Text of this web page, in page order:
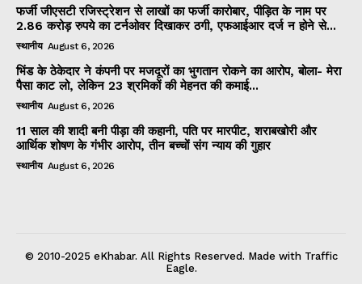
फर्जी जीएसटी रजिस्ट्रेशन से लाखों का फर्जी कारोबार, पीड़ित के नाम पर
2.86 करोड़ रुपये का टर्नओवर दिखाकर ठगी, एफआईआर दर्ज न होने से...
स्थानीय August 6, 2026
भिंड के ठेकेदार ने कंपनी पर मजदूरों का भुगतान रोकने का आरोप, बोला- मेरा
पैसा काट लो, लेकिन 23 श्रमिकों की मेहनत की कमाई...
स्थानीय August 6, 2026
11 साल की शादी बनी पीड़ा की कहानी, पति पर मारपीट, शराबखोरी और
आर्थिक शोषण के गंभीर आरोप, तीन बच्चों संग न्याय की गुहार
स्थानीय August 6, 2026
© 2010-2025 eKhabar. All Rights Reserved. Made with Traffic
Eagle.